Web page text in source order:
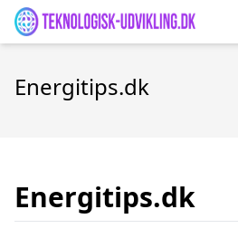
Energitips.dk
Energitips.dk